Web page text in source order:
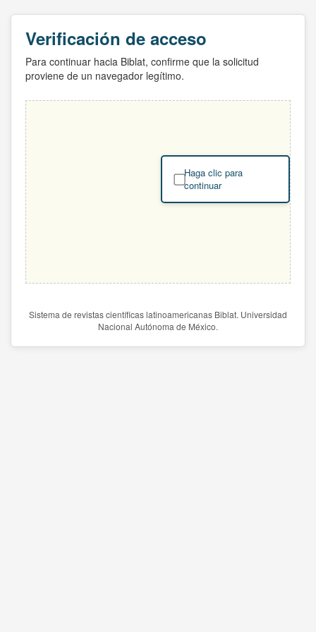
Verificación de acceso
Para continuar hacia Biblat, confirme que la solicitud
proviene de un navegador legítimo.
Haga clic para
continuar
Sistema de revistas científicas latinoamericanas Biblat. Universidad
Nacional Autónoma de México.